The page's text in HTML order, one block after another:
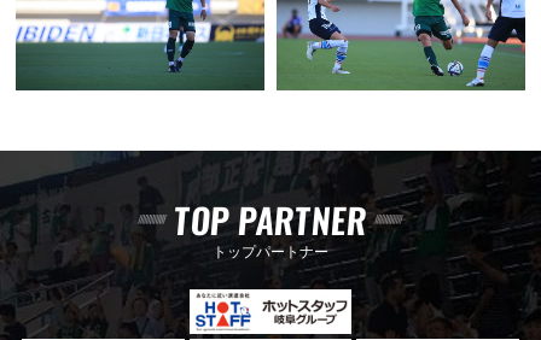
TOP PARTNER
トップパートナー